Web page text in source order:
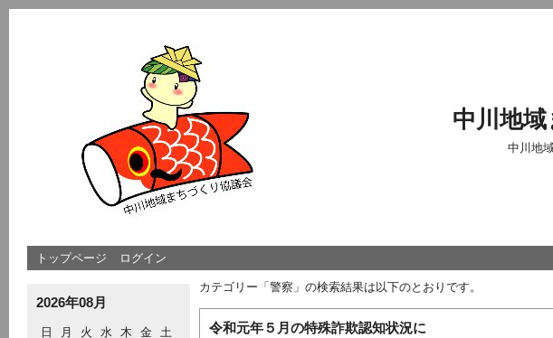
中川地
中川地
トップページ ログイン
2026年08月
日 月 火 水 木 金
土
カテゴリー「警察」の検索結果は以下のとおりです。
令和元年５月の特殊詐欺認知状況に